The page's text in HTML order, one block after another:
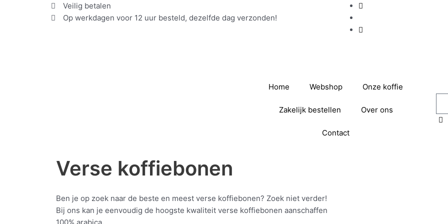
Veilig betalen
Op werkdagen voor 12 uur besteld, dezelfde dag verzonden!
Home Webshop Onze koffie
Zakelijk bestellen Over ons
Contact
Verse koffiebonen
Ben je op zoek naar de beste en meest verse koffiebonen? Zoek niet verder!
Bij ons kan je eenvoudig de hoogste kwaliteit verse koffiebonen aanschaffen
100% arabica.